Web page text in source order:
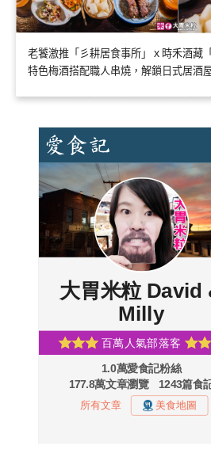
老饕激推「彡耕居食事所」ｘ時禾酒藏
特色梅酒搭配職人串燒，解鎖日式居酒